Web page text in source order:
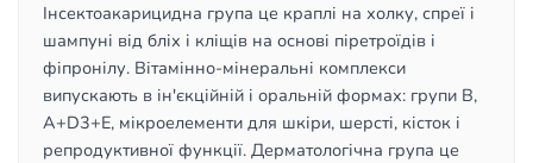
Інсектоакарицидна група це краплі на холку, спреї і
шампуні від бліх і кліщів на основі піретроїдів і
фіпронілу. Вітамінно-мінеральні комплекси
випускають в ін'єкційній і оральній формах: групи B,
A+D3+E, мікроелементи для шкіри, шерсті, кісток і
репродуктивної функції. Дерматологічна група це